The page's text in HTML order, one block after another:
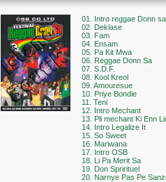
01. Intro reggae Donn sa
02. Deklase
03. Fam
04. Ensam
05. Pa Kit Mwa
06. Reggae Donn Sa
07. S.D.F.
08. Kool Kreol
09. Amouresue
10. Priye Bondie
11. Teni
12. Intro Mechant
13. Pli mechant Ki Enn
14. Intro Legalize It
15. So Sweet
16. Mariwana
17. Intro OSB
18. Li Pa Merit Sa
19. Don Sprirituel
20. Narnye Pas Pe